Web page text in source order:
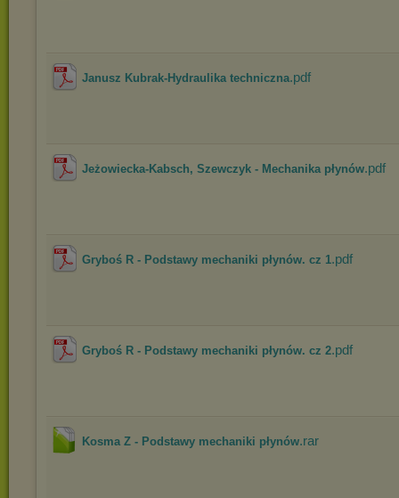
Janusz Kubrak-Hydraulika techniczna.pdf
Jeżowiecka-Kabsch, Szewczyk - Mechanika płynów.pdf
Gryboś R - Podstawy mechaniki płynów. cz 1.pdf
Gryboś R - Podstawy mechaniki płynów. cz 2.pdf
Kosma Z - Podstawy mechaniki płynów.rar